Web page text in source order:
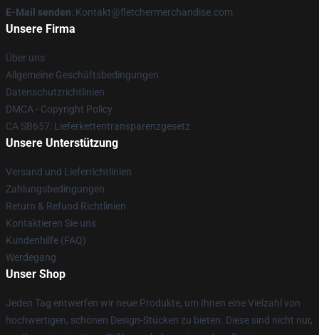
E-Mail senden: Kontakt@fletchermerchandise.com
Unsere Firma
Über uns
Allgemeine Geschäftsbedingungen
Datenschutzrichtlinien
DMCA - Copyright Policy
CA SB657: Lieferkettentransparenzgesetz
Unsere Unterstützung
Versand und Lieferrichtlinien
Zahlungsbedingungen
Return & Refund Richtlinien
Kontaktieren Sie uns
Kundenhilfe (FAQ)
Werdegang
Unser Shop
Jeden Tag entwerfen wir neue Produkte, um Ihnen eine Vielzahl von
hochwertigen, schönen Design-Stücken zu bieten. Diese sind nicht nur,